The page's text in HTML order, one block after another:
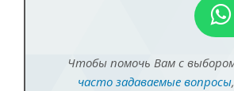
Чтобы помочь Вам с
часто задаваемые вопросы